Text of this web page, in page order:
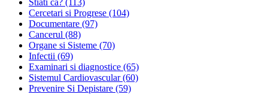
Cercetari si Progrese (104)
Documentare (97)
Cancerul (88)
Organe si Sisteme (70)
Infectii (69)
Examinari si diagnostice (65)
Sistemul Cardiovascular(60)
Prevenire Si Depistare (59)